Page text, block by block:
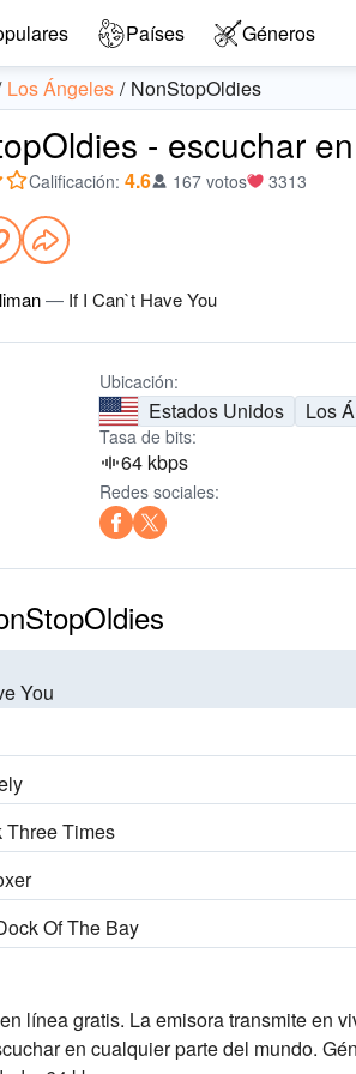
Países Géneros
Los Ángeles NonStopOldies
- escuchar
Calificación: 4.6 167 votos 3313
— If I Can`t Have You
Ubicación:
Estados Unidos Los
Tasa de bits:
64 kbps
Redes sociales:
You
Three Times
Of The Bay
línea gratis. La emisora transmite en
en cualquier parte del mundo.